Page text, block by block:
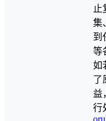
止
集
到
等
如
了
益
行